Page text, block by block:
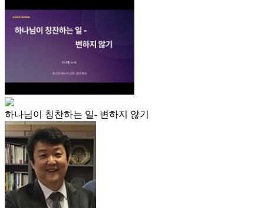
하나님이 칭찬하는 일- 변하지 않기